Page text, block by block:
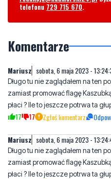
Komentarze
Długo tu nie zaglądałem na ten
płaci ? Ile to jeszcze potrwa ta
17 17 Zgłoś komentarz
Mariusz sobota, 6 maja 2023 -
Długo tu nie zaglądałem na ten
płaci ? Ile to jeszcze potrwa ta
29 25 Zgłoś komentarz
Pinokio sobota, 6 maja 2023 -